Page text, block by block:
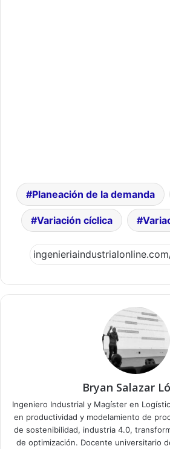
Planeación de la demanda
Variación cíclica
Bryan Salazar
Ingeniero Industrial y Magíster en
en productividad y modelamiento de
de sostenibilidad, industria 4.0,
de optimización. Docente universitario